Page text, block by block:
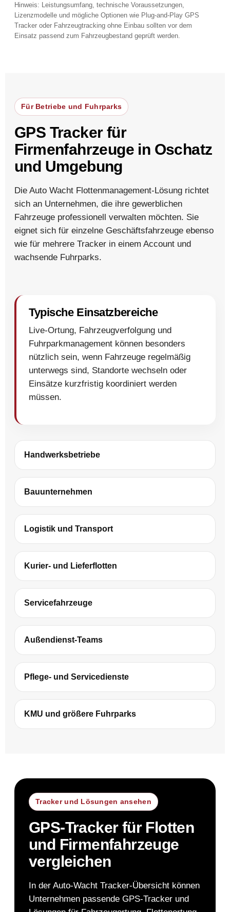
Hinweis: Leistungsumfang, technische Voraussetzungen,
Lizenzmodelle und mögliche Optionen wie Plug-and-Play GPS
Tracker oder Fahrzeugtracking ohne Einbau sollten vor dem
Einsatz passend zum Fahrzeugbestand geprüft werden.
Für Betriebe und Fuhrparks
GPS Tracker für
Firmenfahrzeuge in Oschatz
und Umgebung
Die Auto Wacht Flottenmanagement-Lösung richtet
sich an Unternehmen, die ihre gewerblichen
Fahrzeuge professionell verwalten möchten. Sie
eignet sich für einzelne Geschäftsfahrzeuge ebenso
wie für mehrere Tracker in einem Account und
wachsende Fuhrparks.
Typische Einsatzbereiche
Live-Ortung, Fahrzeugverfolgung und
Fuhrparkmanagement können besonders
nützlich sein, wenn Fahrzeuge regelmäßig
unterwegs sind, Standorte wechseln oder
Einsätze kurzfristig koordiniert werden
müssen.
Handwerksbetriebe
Bauunternehmen
Logistik und Transport
Kurier- und Lieferflotten
Servicefahrzeuge
Außendienst-Teams
Pflege- und Servicedienste
KMU und größere Fuhrparks
Tracker und Lösungen ansehen
GPS-Tracker für Flotten
und Firmenfahrzeuge
vergleichen
In der Auto-Wacht Tracker-Übersicht können
Unternehmen passende GPS-Tracker und